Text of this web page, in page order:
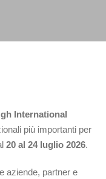
International
più importanti per
20 al 24 luglio 2026.
aziende, partner e